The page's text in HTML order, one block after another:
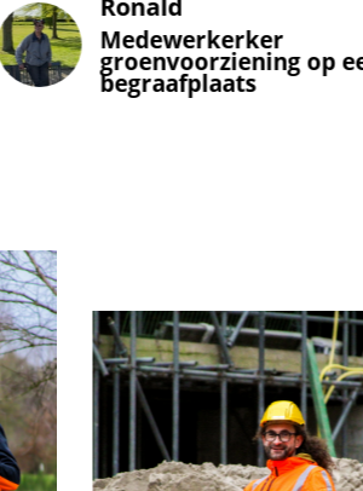
Sjef Maas
Medewerker
groenvoorziening